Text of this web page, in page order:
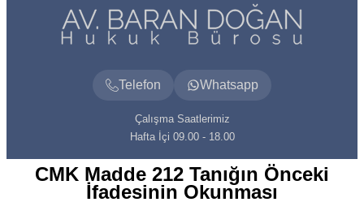
Telefon Whatsapp
Çalışma Saatlerimiz
Hafta İçi 09.00 - 18.00
CMK Madde 212 Tanığın Önceki
İfadesinin Okunması